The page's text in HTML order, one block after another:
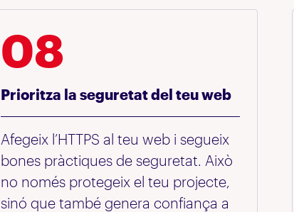
08
Prioritza la seguretat del teu web
Afegeix l’HTTPS al teu web i segueix
bones pràctiques de seguretat. Això
no només protegeix el teu projecte,
sinó que també genera confiança a